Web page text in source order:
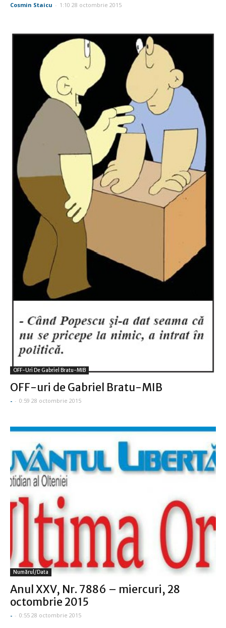
Cosmin Staicu - 1:10 28 octombrie 2015
OFF-Uri De Gabriel Bratu-MIB
OFF-uri de Gabriel Bratu-MIB
- - 0:59 28 octombrie 2015
Numărul/data
Anul XXV, Nr. 7886 – miercuri, 28
octombrie 2015
- - 0:55 28 octombrie 2015